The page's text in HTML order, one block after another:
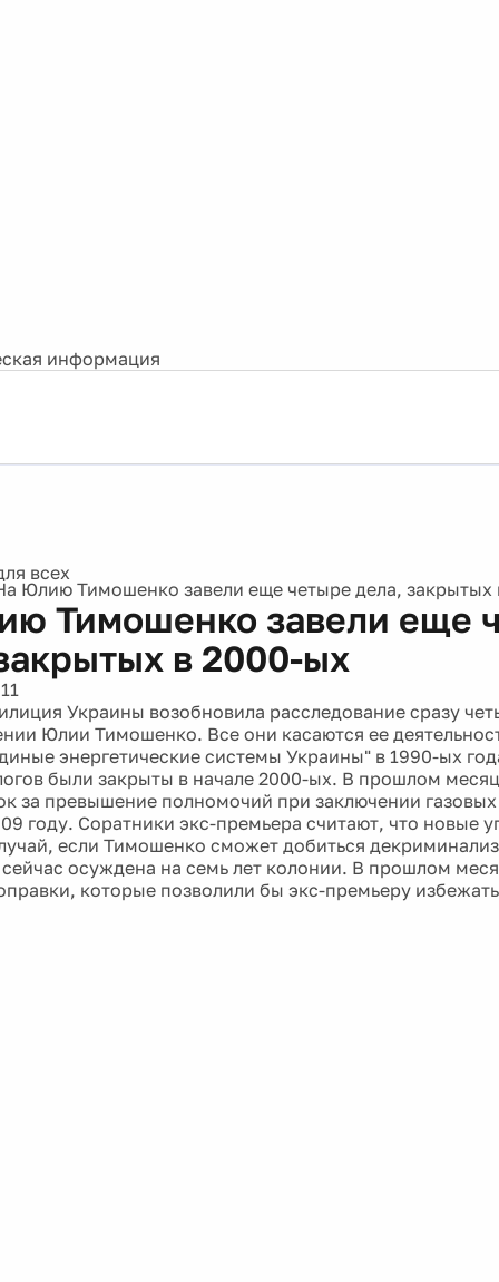
информация
Юлию Тимошенко завели еще четыре дела, закрытых
Тимошенко завели еще
в 2000-ых
Украины возобновила расследование сразу
Юлии Тимошенко. Все они касаются ее
энергетические системы Украины" в 1990-ых
были закрыты в начале 2000-ых. В прошлом
за превышение полномочий при заключении газовых
году. Соратники экс-премьера считают, что новые
если Тимошенко сможет добиться
осуждена на семь лет колонии. В прошлом
которые позволили бы экс-премьеру